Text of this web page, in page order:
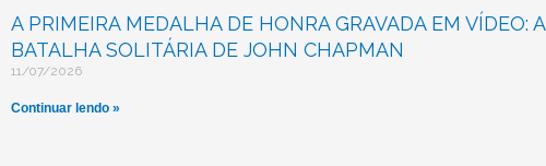
A PRIMEIRA MEDALHA DE HONRA GRAVADA EM VÍDEO: A
BATALHA SOLITÁRIA DE JOHN CHAPMAN
11/07/2026
Continuar lendo »